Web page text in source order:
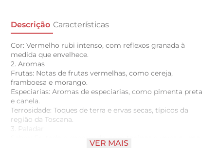
Descrição Características
Cor: Vermelho rubi intenso, com reflexos granada à
medida que envelhece.
2. Aromas
Frutas: Notas de frutas vermelhas, como cereja,
framboesa e morango.
Especiarias: Aromas de especiarias, como pimenta preta
e canela.
Terrosidade: Toques de terra e ervas secas, típicos da
região da Toscana.
3. Paladar
Sabor: Frutado e encorpado, com taninos suaves e uma
VER MAIS